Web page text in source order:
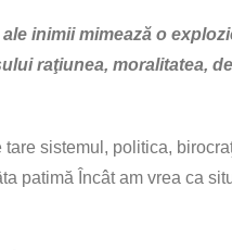
inimii mimează o
raţiunea, moralitatea,
sistemul, politica,
patimă Încât am vrea ca